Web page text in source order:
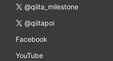
@qiita_milestone
@qiitapoi
Facebook
YouTube